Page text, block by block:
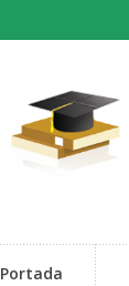
Portada